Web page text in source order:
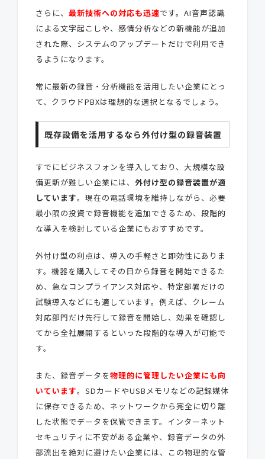
さらに、 最新技術への対応も迅速です。AI音声認識
による文字起こしや、感情分析などの新機能が追加
された際、システムのアップデートだけで利用でき
るようになります。
常に最新の録音・分析機能を活用したい企業にとっ
て、クラウドPBXは理想的な選択となるでしょう。
既存設備を活用するなら外付け型の録音装置
すでにビジネスフォンを導入しており、大規模な設
備更新が難しい企業には、 外付け型の録音装置が適
しています。現在の電話環境を維持しながら、必要
最小限の投資で録音機能を追加できるため、段階的
な導入を検討している企業にもおすすめです。
外付け型の利点は、導入の手軽さと即効性にありま
す。機器を購入してその日から録音を開始できるた
め、急なコンプライアンス対応や、特定部署だけの
試験導入などにも適しています。例えば、クレーム
対応部門だけ先行して録音を開始し、効果を確認し
てから全社展開するといった段階的な導入が可能で
す。
また、録音データを物理的に管理したい企業にも向
いています。SDカードやUSBメモリなどの記録媒体
に保存できるため、ネットワークから完全に切り離
した状態でデータを保管できます。インターネット
セキュリティに不安がある企業や、録音データの外
部流出を絶対に避けたい企業には、この物理的な管